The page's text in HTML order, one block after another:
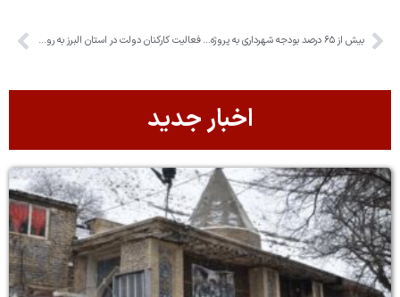
بیش از ۶۵ درصد بودجه شهرداری به پروژه‌های عمرانی اختصاص یافت فعالیت کارکنان دولت در استان البرز به روال عادی بازگشت
اخبار جدید